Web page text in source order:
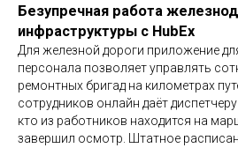
Безупречная работа
инфраструктуры с HubEx
Для железной дороги приложение
персонала позволяет управлять
ремонтных бригад на километрах
сотрудников онлайн даёт
кто из работников находится на
завершил осмотр. Штатное